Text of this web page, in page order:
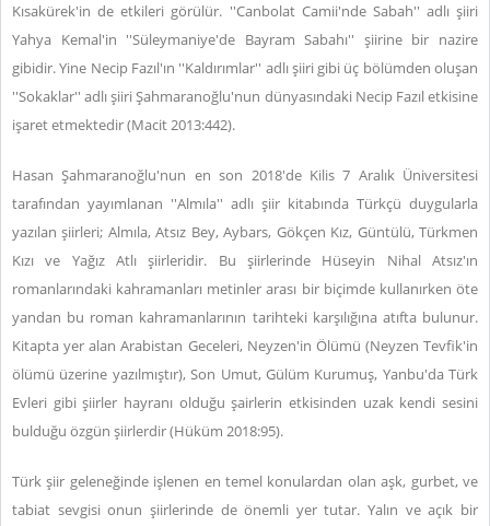
Kısakürek'in de etkileri görülür. ''Canbolat Camii'nde Sabah'' adlı şiiri
Yahya Kemal'in ''Süleymaniye'de Bayram Sabahı'' şiirine bir nazire
gibidir. Yine Necip Fazıl'ın ''Kaldırımlar'' adlı şiiri gibi üç bölümden oluşan
''Sokaklar'' adlı şiiri Şahmaranoğlu'nun dünyasındaki Necip Fazıl etkisine
işaret etmektedir (Macit 2013:442).
Hasan Şahmaranoğlu'nun en son 2018'de Kilis 7 Aralık Üniversitesi
tarafından yayımlanan ''Almıla'' adlı şiir kitabında Türkçü duygularla
yazılan şiirleri; Almıla, Atsız Bey, Aybars, Gökçen Kız, Güntülü, Türkmen
Kızı ve Yağız Atlı şiirleridir. Bu şiirlerinde Hüseyin Nihal Atsız'ın
romanlarındaki kahramanları metinler arası bir biçimde kullanırken öte
yandan bu roman kahramanlarının tarihteki karşılığına atıfta bulunur.
Kitapta yer alan Arabistan Geceleri, Neyzen'in Ölümü (Neyzen Tevfik'in
ölümü üzerine yazılmıştır), Son Umut, Gülüm Kurumuş, Yanbu'da Türk
Evleri gibi şiirler hayranı olduğu şairlerin etkisinden uzak kendi sesini
bulduğu özgün şiirlerdir (Hüküm 2018:95).
Türk şiir geleneğinde işlenen en temel konulardan olan aşk, gurbet, ve
tabiat sevgisi onun şiirlerinde de önemli yer tutar. Yalın ve açık bir